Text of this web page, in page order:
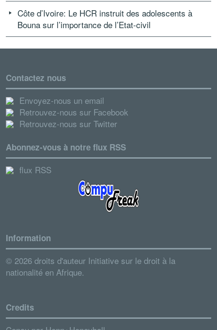
Côte d’Ivoire: Le HCR instruit des adolescents à
Bouna sur l’importance de l’Etat-civil
Contactez nous
Envoyez-nous un email
Retrouvez-nous sur Facebook
Retrouvez-nous sur Twitter
Abonnez-vous à notre flux RSS
flux RSS
Information
© 2026 droits d'auteur Initiative sur le droit à la
nationalité en Afrique.
Credits